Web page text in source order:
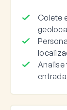
Colete
Analise